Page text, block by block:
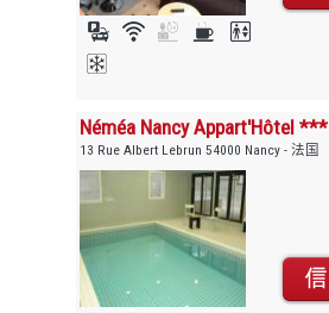
Néméa Nancy Appart'Hôtel ***
13 Rue Albert Lebrun 54000 Nancy - 法国